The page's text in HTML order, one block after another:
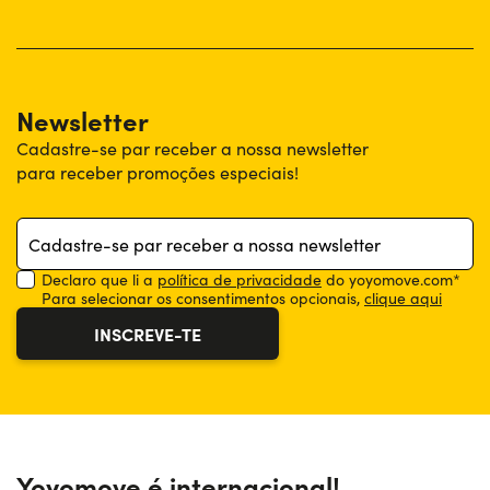
Newsletter
Cadastre-se par receber a nossa newsletter
para receber promoções especiais!
Declaro que li a política de privacidade do yoyomove.com*
Para selecionar os consentimentos opcionais, clique aqui
Autorizo o tratamento dos meus dados pessoais para o
envio, pela movenzia.com, de comunicações promocionais
relativas a produtos e/ou serviços da movenzia.com ou de
e/ou correio em papel, comunicação telefónica com um
INSCREVE-TE